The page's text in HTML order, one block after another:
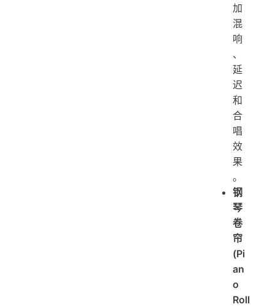
加
混
响
、
延
迟
和
合
唱
效
果
。
钢
琴
卷
帘
(Pi
an
o
Roll